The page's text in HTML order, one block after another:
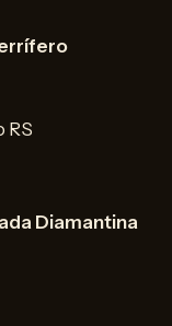
RS
Diamantina